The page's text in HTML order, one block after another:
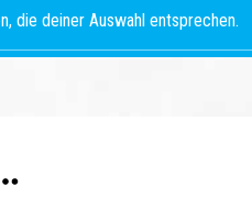
die deiner Auswahl entsprechen.